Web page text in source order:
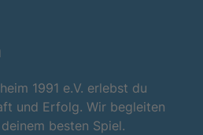
1991 e.V. erlebst du
und Erfolg. Wir begleiten
besten Spiel.